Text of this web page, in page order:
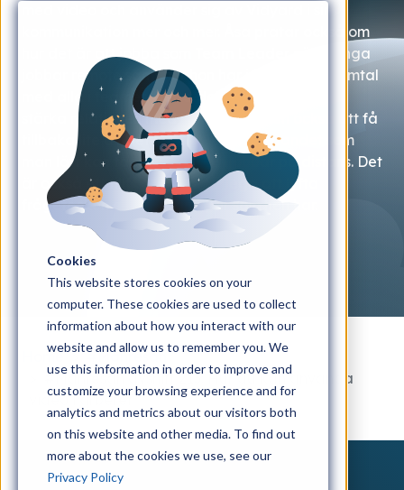
Cookies
This website stores cookies on your
computer. These cookies are used to collect
information about how you interact with our
website and allow us to remember you. We
use this information in order to improve and
customize your browsing experience and for
analytics and metrics about our visitors both
on this website and other media. To find out
more about the cookies we use, see our
Privacy Policy
med video och använder sig av Vidyard i sin
kommunikation mer och mer. Åsa pratar också om
hur det är att jobba som Team Leader när många
jobbar remote samt hur hon har individuella samtal
med alla i teamet. Detta dels för att vårda och
stärka relationen med kollegorna men också att få
tillbaka lite av det naturliga småpratandet som
man lätt kan tappa i när man jobbar på distans. Det
är också ett tillfälle för en kollega att lyfta
frågetecken eller utmaningar som hen har.
Home
#Månresan
#Månresan avsnitt 213: Hur du kan använda
video i arbetet